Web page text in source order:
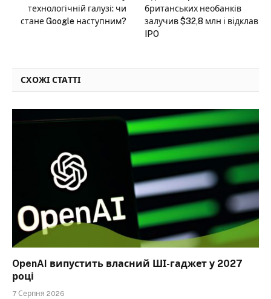
технологічній галузі: чи
стане Google наступним?
британських необанків
залучив $32,8 млн і відклав
IPO
СХОЖІ СТАТТІ
OpenAI випустить власний ШІ-гаджет у 2027
році
7 Серпня 2026